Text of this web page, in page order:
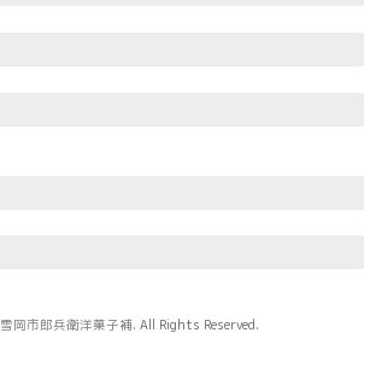
雪岡市郎兵衛洋菓子補. All Rights Reserved.